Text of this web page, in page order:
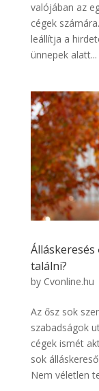
valójában az
cégek
leállítja a
ünnepek alatt...
találni?
by Cvonline.hu
Az ősz sok
szabadságok
cégek ismét
sok
Nem véletlen